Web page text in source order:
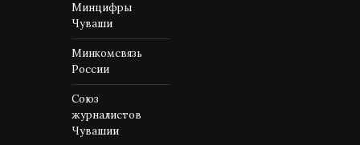
Минцифры
Чуваши
Минкомсвязь
России
Союз
журналистов
Чувашии